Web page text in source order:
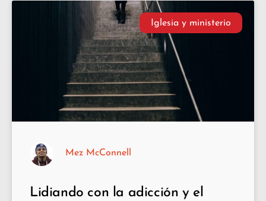
Iglesia y ministerio
Lidiando con la adicción y el
Mez McConnell